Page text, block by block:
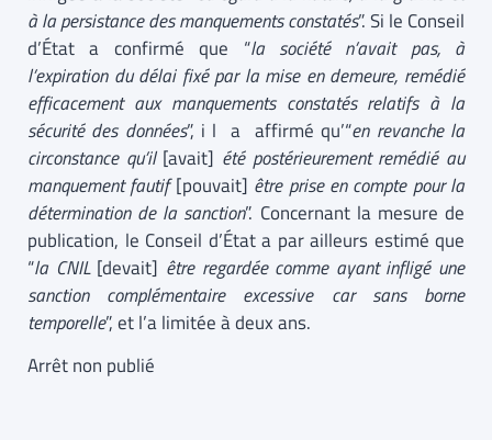
à la persistance des manquements constatés”. Si le Conseil
d’État a confirmé que “la société n’avait pas, à
l’expiration du délai fixé par la mise en demeure, remédié
efficacement aux manquements constatés relatifs à la
sécurité des données”, i l a affirmé qu’“en revanche la
circonstance qu’il[avait] été postérieurement remédié au
manquement fautif[pouvait] être prise en compte pour la
détermination de la sanction”. Concernant la mesure de
publication, le Conseil d’État a par ailleurs estimé que
“la CNIL[devait] être regardée comme ayant infligé une
sanction complémentaire excessive car sans borne
temporelle”, et l’a limitée à deux ans.
Arrêt non publié